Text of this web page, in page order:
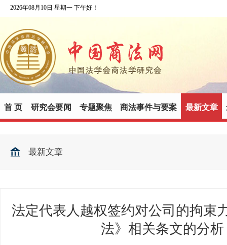
2026年08月10日 星期一 下午好！
首 页 研究会要闻 专题聚焦 商法事件与要案 最新文章
最新文章
法定代表人越权签约对公司的拘
法》相关条文的分析